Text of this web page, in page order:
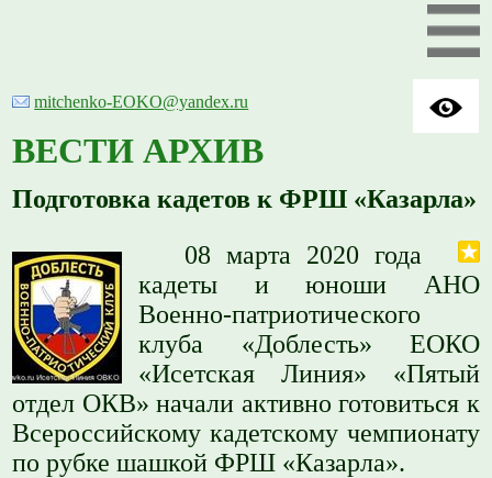
mitchenko-EOKO@yandex.ru
ВЕСТИ АРХИВ
Подготовка кадетов к ФРШ «Казарла»
08 марта 2020 года
кадеты и юноши АНО
Военно-патриотического
клуба «Доблесть» ЕОКО
«Исетская Линия» «Пятый
отдел ОКВ» начали активно готовиться к
Всероссийскому кадетскому чемпионату
по рубке шашкой ФРШ «Казарла».